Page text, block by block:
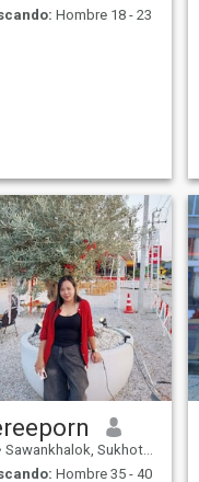
Hombre 18 - 23
Sawankhalok, Sukhothai, Tailandia
Hombre 35 - 40